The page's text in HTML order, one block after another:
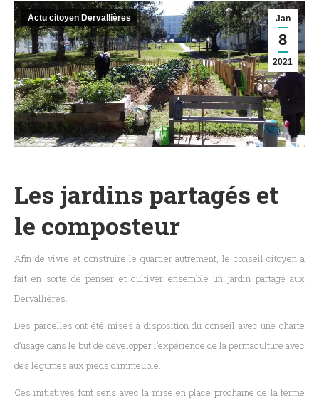
Jan
8
2021
Actu citoyen Dervallières
Les jardins partagés et
le composteur
Afin de vivre et construire le quartier autrement, le conseil citoyen a
fait en sorte de penser et cultiver ensemble un jardin partagé aux
Dervallières.
Des parcelles ont été mises à disposition du conseil avec une charte
d’usage dans le but de développer l’expérience de la permaculture avec
des légumes aux pieds d’immeuble.
Ces initiatives font sens avec la mise en place prochaine de la ferme